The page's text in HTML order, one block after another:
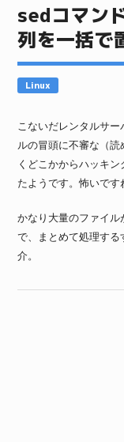
sedコマン
列を一括で
Linux
こないだレンタルサ
ルの冒頭に不審な（
くどこかからハッキ
たようです。怖いです
かなり大量のファイ
で、まとめて処理す
介。